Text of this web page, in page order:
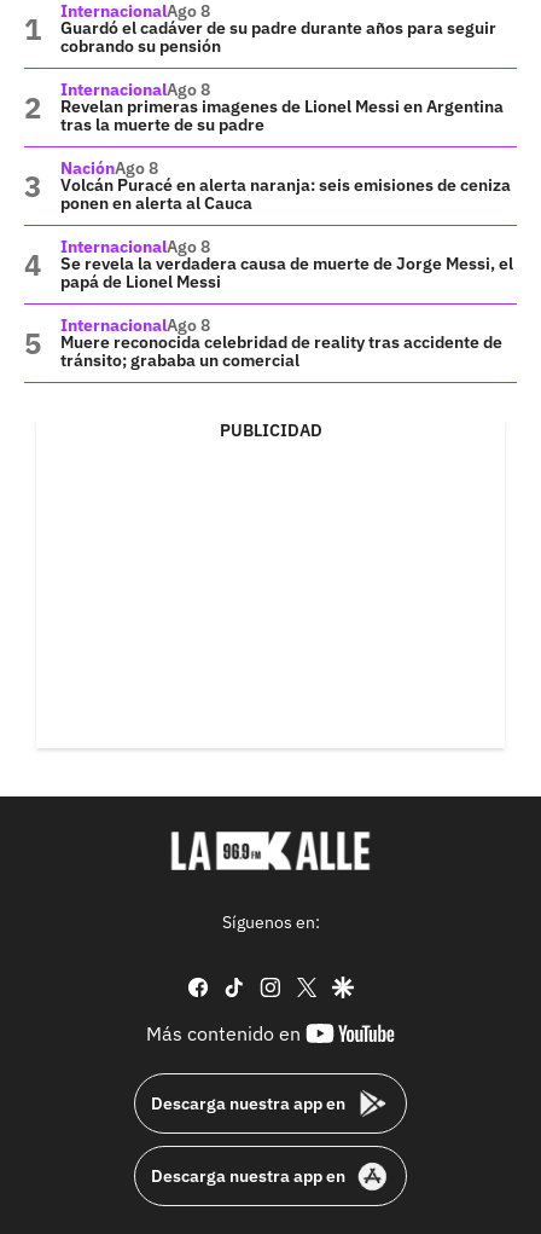
InternacionalAgo 8
Guardó el cadáver de su padre durante años para seguir
cobrando su pensión
InternacionalAgo 8
Revelan primeras imagenes de Lionel Messi en Argentina
tras la muerte de su padre
NaciónAgo 8
Volcán Puracé en alerta naranja: seis emisiones de ceniza
ponen en alerta al Cauca
InternacionalAgo 8
Se revela la verdadera causa de muerte de Jorge Messi, el
papá de Lionel Messi
InternacionalAgo 8
Muere reconocida celebridad de reality tras accidente de
tránsito; grababa un comercial
PUBLICIDAD
Síguenos en:
facebook
tiktok instagram
twittergoogle
Más contenido en
youtube-
Descarga nuestra app en
Descarga nuestra app en